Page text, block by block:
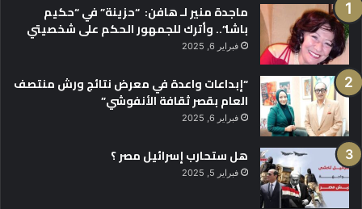
ماجدة منير لـ هافن: “حزينة” في “حكيم
باشا”.. وأترك للجمهور الحكم على شخصيتي
فبراير 6, 2025
“إبداعات واعدة في معرض نتائج ورش منتصف
العام بقصر ثقافة الأنفوشي”
فبراير 6, 2025
هل ستحارب إسرائيل مصر ؟
فبراير 5, 2025